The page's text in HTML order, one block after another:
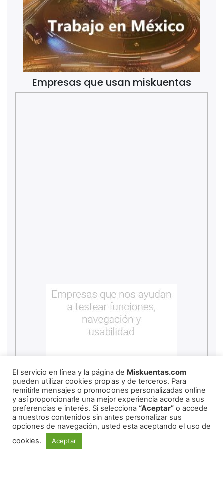
Empresas que usan miskuentas
copyrightmiskuentas2026
Redes Sociales
El servicio en línea y la página de Miskuentas.com
pueden utilizar cookies propias y de terceros. Para
remitirle mensajes o promociones personalizadas online
y así proporcionarle una mejor experiencia acorde a sus
preferencias e interés. Si selecciona “Aceptar” o accede
a nuestros contenidos sin antes personalizar sus
opciones de navegación, usted esta aceptando el uso de
cookies.
Aceptar